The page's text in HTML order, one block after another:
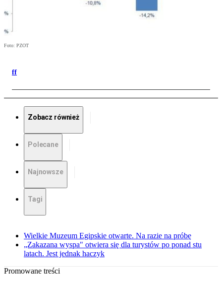
Foto: PZOT
ff
Zobacz również
Polecane
Najnowsze
Tagi
Wielkie Muzeum Egipskie otwarte. Na razie na próbę
„Zakazana wyspa" otwiera się dla turystów po ponad stu
latach. Jest jednak haczyk
Promowane treści